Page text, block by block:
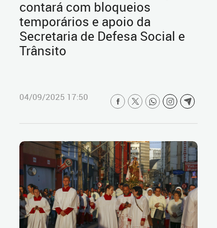
contará com bloqueios
temporários e apoio da
Secretaria de Defesa Social e
Trânsito
04/09/2025 17:50